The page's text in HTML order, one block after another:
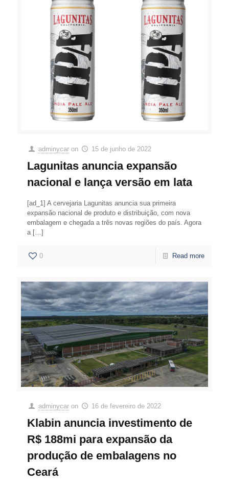
adminycar on 15 de junho de 2022
Lagunitas anuncia expansão
nacional e lança versão em lata
[ad_1] A cervejaria Lagunitas anuncia sua primeira
expansão nacional de produto e distribuição, com nova
embalagem e chegada a três novas regiões do país. Agora
a[…]
0 Read more
adminycar on 16 de fevereiro de 2022
Klabin anuncia investimento de
R$ 188mi para expansão da
produção de embalagens no
Ceará